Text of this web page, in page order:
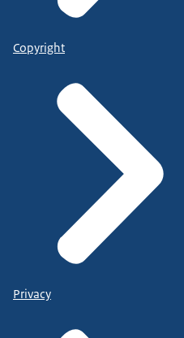
Copyright
Privacy